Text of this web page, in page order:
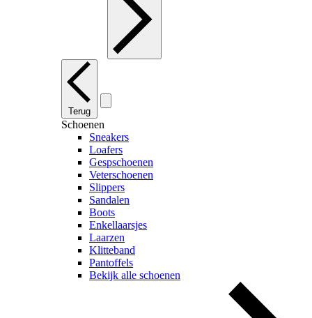
Terug
Schoenen
Sneakers
Loafers
Gespschoenen
Veterschoenen
Slippers
Sandalen
Boots
Enkellaarsjes
Laarzen
Klitteband
Pantoffels
Bekijk alle schoenen